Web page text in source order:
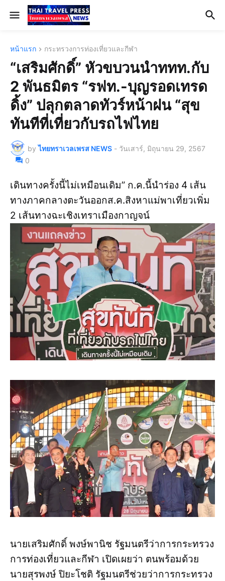
หน้าแรก กระทรวงการท่องเที่ยวและกีฬา
“เสริมศักดิ์” หัวขบวนนำททท.กับ
2 พันธมิตร “รฟท.-บุญรอดเทรด
ดิ้ง” ปลุกตลาดทัวร์หน้าฝน “สุข
ทันทีที่เที่ยวกับรถไฟไทย
by ไทยทราเวลเพรส NEWS - วันเสาร์, มิถุนายน 29, 2567
0
เดินทางครั้งนี้ไม่เหมือนเดิม” ก.ค.นี้นำร่อง 4 เส้น
ทางภาคกลางตะวันออกส.ค.สิงหาแม่พาเที่ยวเพิ่ม
2 เส้นทางฉะเชิงเทราเมืองกาญจน์
นายเสริมศักดิ์ พงษ์พานิช รัฐมนตรีว่าการกระทรวง
การท่องเที่ยวและกีฬา เปิดเผยว่า ตนพร้อมด้วย
นายสุรพงษ์ ปิยะโชติ รัฐมนตรีช่วยว่าการกระทรวง